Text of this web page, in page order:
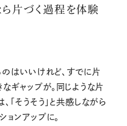
ら片づく過程を体験
はいいけれど、すでに片
ギャップが。同じような片
「そうそう」と共感しながら
ンアップに。